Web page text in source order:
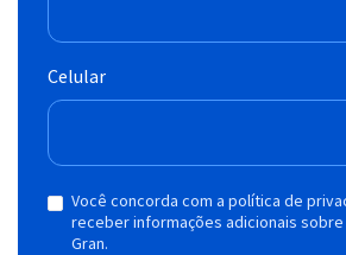
Celular
Você concorda com a política de
receber informações adicionais
Gran.